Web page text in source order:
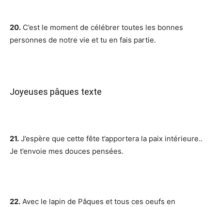
20. C’est le moment de célébrer toutes les bonnes
personnes de notre vie et tu en fais partie.
Joyeuses pâques texte
21. J’espère que cette fête t’apportera la paix intérieure..
Je t’envoie mes douces pensées.
22. Avec le lapin de Pâques et tous ces oeufs en